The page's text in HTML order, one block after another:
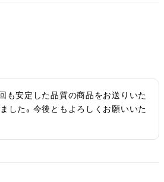
も安定した品質の商品をお送りいた
した。今後ともよろしくお願いいた